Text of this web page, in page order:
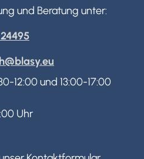
und Beratung unter:
12:00 und 13:00-17:00
Uhr